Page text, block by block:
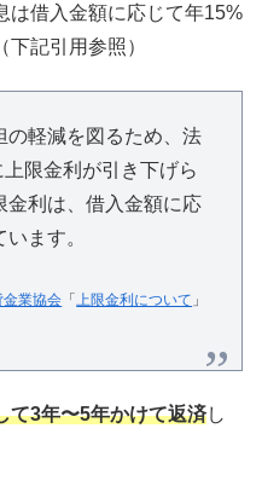
は借入金額に応じて年15%
記引用参照）
の軽減を図るため、法
限金利が引き下げら
金利は、借入金額に応
ます。
金業協会 「上限金利について 」
て3年〜5年かけて返済し